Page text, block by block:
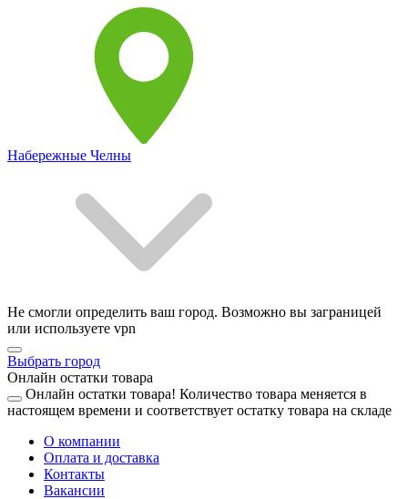
Набережные Челны
Не смогли определить ваш город. Возможно вы заграницей
или используете vpn
Выбрать город
Онлайн остатки товара
Онлайн остатки товара! Количество товара меняется в
настоящем времени и соответствует остатку товара на складе
О компании
Оплата и доставка
Контакты
Вакансии